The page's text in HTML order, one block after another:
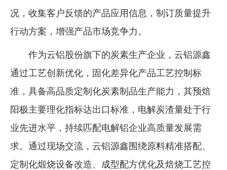
党建工作
企业文化
《资源再生》杂志
行情报价
况，收集客户反馈的产品应用信息，制订质量提升
行动方案，增强产品市场竞争力。
作为云铝股份旗下的炭素生产企业，云铝源鑫
通过工艺创新优化，固化差异化产品工艺控制标
准，具备高品质定制化炭素制品生产能力，其预焙
阳极主要理化指标达出口标准，电解炭渣量处于行
业先进水平，持续匹配电解铝企业高质量发展需
求。通过现场交流，云铝源鑫围绕原料精准搭配、
定制化煅烧设备改造、成型配方优化及焙烧工艺控